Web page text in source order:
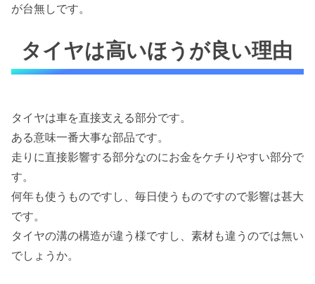
が台無しです。
タイヤは高いほうが良い理由
タイヤは車を直接支える部分です。
ある意味一番大事な部品です。
走りに直接影響する部分なのにお金をケチりやすい部分で
す。
何年も使うものですし、毎日使うものですので影響は甚大
です。
タイヤの溝の構造が違う様ですし、素材も違うのでは無い
でしょうか。